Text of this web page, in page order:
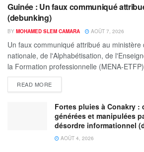
Guinée : Un faux communiqué
(debunking)
BY MOHAMED SLEM CAMARA AOÛT 7, 2026
Un faux communiqué attribué au ministère
nationale, de l'Alphabétisation, de
la Formation professionnelle (MENA-
READ MORE
Fortes pluies à Conakry :
générées et manipulées
désordre informationnel
AOÛT 4, 2026